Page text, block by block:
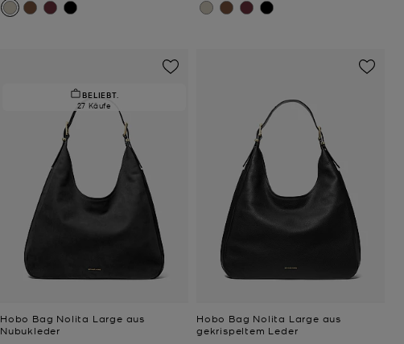
BELIEBT.
27 Käufe
Hobo Bag Nolita Large aus
Nubukleder
Hobo Bag Nolita Large aus
gekrispeltem Leder